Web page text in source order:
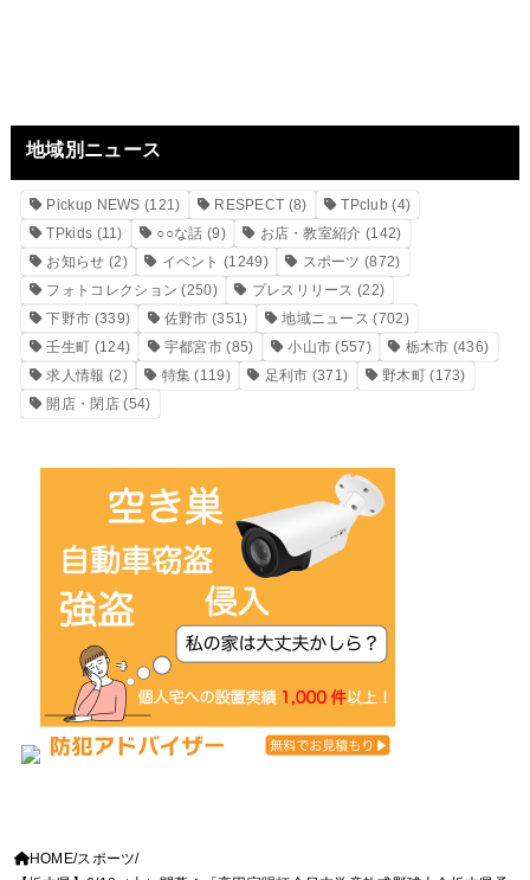
地域別ニュース
Pickup NEWS (121) RESPECT (8) TPclub (4)
TPkids (11) ○○な話 (9) お店・教室紹介 (142)
お知らせ (2) イベント (1249) スポーツ (872)
フォトコレクション (250) プレスリリース (22)
下野市 (339) 佐野市 (351) 地域ニュース (702)
壬生町 (124) 宇都宮市 (85) 小山市 (557) 栃木市 (436)
求人情報 (2) 特集 (119) 足利市 (371) 野木町(173)
開店・閉店(54)
HOME スポーツ